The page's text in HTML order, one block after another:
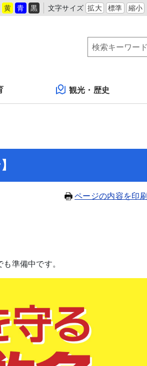
黄 青 黒 文字サイズ 拡大 標準 縮小
観光・歴史
ページの内容を印刷
準備中です。